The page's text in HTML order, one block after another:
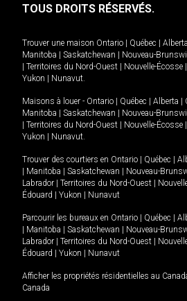
TOUS DROITS RÉSERVÉS.
Trouver une maison Ontario Québec Alberta
Manitoba
Saskatchewan Nouveau-
Territoires du Nord-Ouest Nouvelle-Écosse
Yukon
Nunavut.
Maisons à louer - Ontario Québec Alberta
Manitoba
Saskatchewan Nouveau-
Territoires du Nord-Ouest Nouvelle-Écosse
Yukon
Nunavut.
Trouver des courtiers en Ontario Québec
Manitoba Saskatchewan Nouveau-
Labrador
Territoires du Nord-Ouest
Édouard
Yukon Nunavut
Parcourir les bureaux en Ontario Québec
Manitoba Saskatchewan Nouveau-
Labrador
Territoires du Nord-Ouest
Édouard
Yukon Nunavut
Afficher les propriétés résidentielles au
Canada